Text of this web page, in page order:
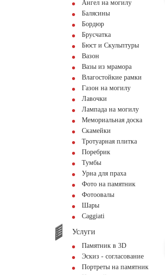
Ангел на могилу
Балясины
Бордюр
Брусчатка
Бюст и Скульптуры
Вазон
Вазы из мрамора
Влагостойкие рамки
Газон на могилу
Лавочки
Лампада на могилу
Мемориальная доска
Скамейки
Тротуарная плитка
Поребрик
Тумбы
Урна для праха
Фото на памятник
Фотоовалы
Шары
Сaggiati
Услуги
Памятник в 3D
Эскиз - согласование
Портреты на памятник